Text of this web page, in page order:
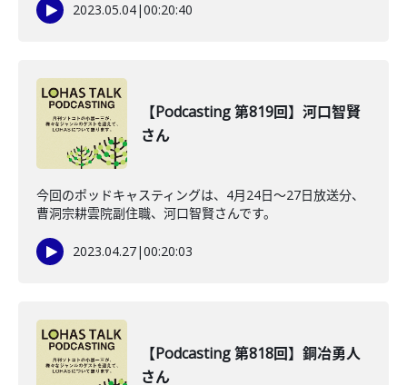
2023.05.04|00:20:40
【Podcasting 第819回】河口智賢
さん
今回のポッドキャスティングは、4月24日〜27日放送分、
曹洞宗耕雲院副住職、河口智賢さんです。
2023.04.27|00:20:03
【Podcasting 第818回】銅冶勇人
さん